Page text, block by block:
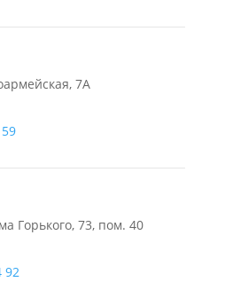
7А
Горького, 73, пом. 40
92